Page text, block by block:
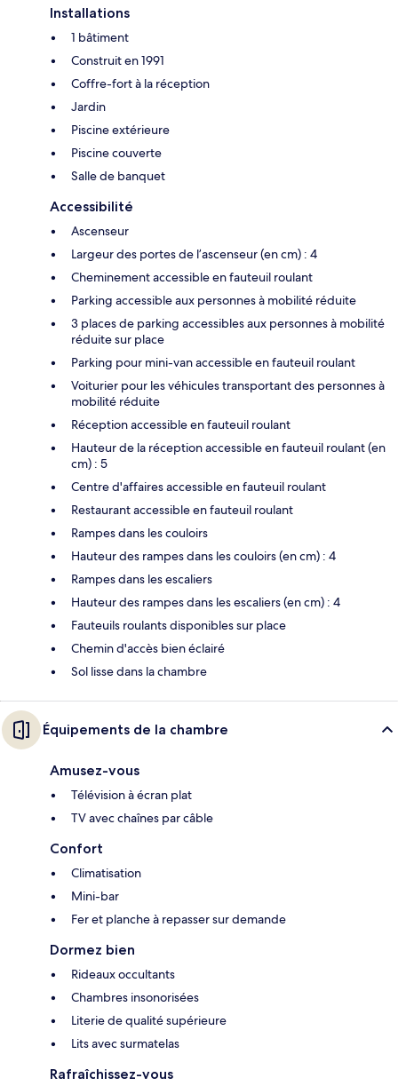
Installations
1 bâtiment
Construit en 1991
Coffre-fort à la réception
Jardin
Piscine extérieure
Piscine couverte
Salle de banquet
Accessibilité
Ascenseur
Largeur des portes de l’ascenseur (en cm) : 4
Cheminement accessible en fauteuil roulant
Parking accessible aux personnes à mobilité réduite
3 places de parking accessibles aux personnes à mobilité
réduite sur place
Parking pour mini-van accessible en fauteuil roulant
Voiturier pour les véhicules transportant des personnes à
mobilité réduite
Réception accessible en fauteuil roulant
Hauteur de la réception accessible en fauteuil roulant (en
cm) : 5
Centre d'affaires accessible en fauteuil roulant
Restaurant accessible en fauteuil roulant
Rampes dans les couloirs
Hauteur des rampes dans les couloirs (en cm) : 4
Rampes dans les escaliers
Hauteur des rampes dans les escaliers (en cm) : 4
Fauteuils roulants disponibles sur place
Chemin d'accès bien éclairé
Sol lisse dans la chambre
Équipements de la chambre
Amusez-vous
Télévision à écran plat
TV avec chaînes par câble
Confort
Climatisation
Mini-bar
Fer et planche à repasser sur demande
Dormez bien
Rideaux occultants
Chambres insonorisées
Literie de qualité supérieure
Lits avec surmatelas
Rafraîchissez-vous